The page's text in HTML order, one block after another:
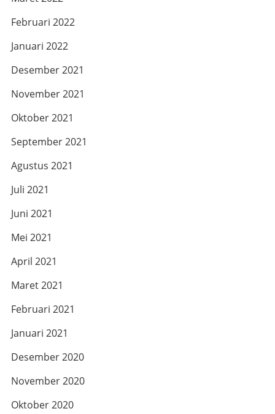
Februari 2022
Januari 2022
Desember 2021
November 2021
Oktober 2021
September 2021
Agustus 2021
Juli 2021
Juni 2021
Mei 2021
April 2021
Maret 2021
Februari 2021
Januari 2021
Desember 2020
November 2020
Oktober 2020